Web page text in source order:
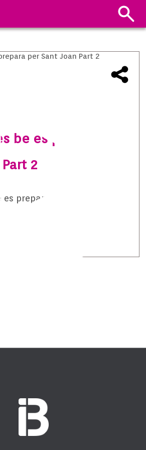
be es prepara per
Part 2
es prepara per Sant Joan